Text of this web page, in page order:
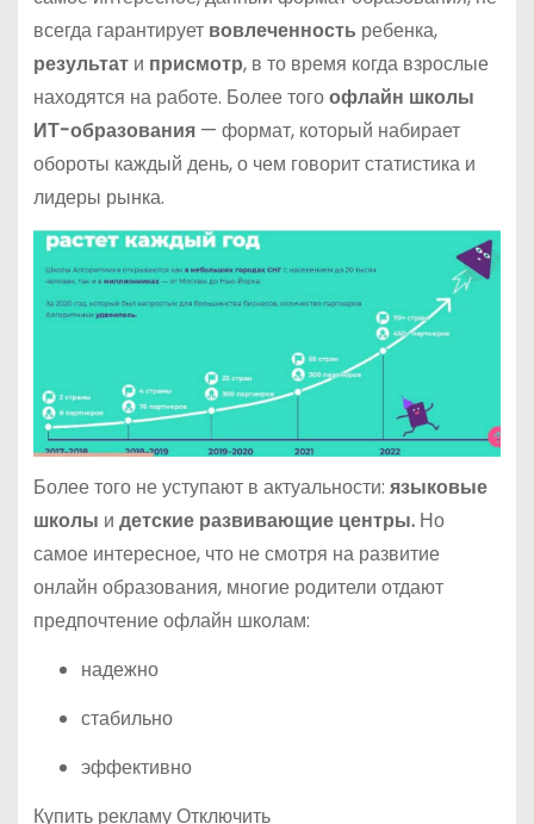
всегда гарантирует вовлеченность ребенка,
результати присмотр, в то время когда взрослые
находятся на работе. Более тогоофлайн школы
ИТ-образования— формат, который набирает
обороты каждый день, о чем говорит статистика и
лидеры рынка.
Более того не уступают в актуальности: языковые
школы и детские развивающие центры.Но
самое интересное, что не смотря на развитие
онлайн образования, многие родители отдают
предпочтение офлайн школам:
надежно
стабильно
эффективно
Купить рекламу Отключить